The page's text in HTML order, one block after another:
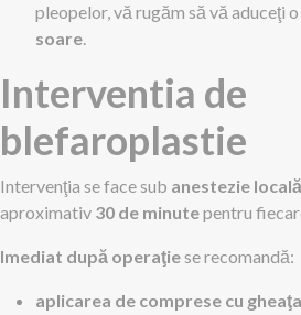
pleopelor, vă rugăm să vă aduceţi
soare.
Interventia de
blefaroplastie
Intervenţia se face sub anestezie locală
aproximativ 30 de minutepentru
Imediat după operaţiese recomandă:
aplicarea de comprese cu gheaţa